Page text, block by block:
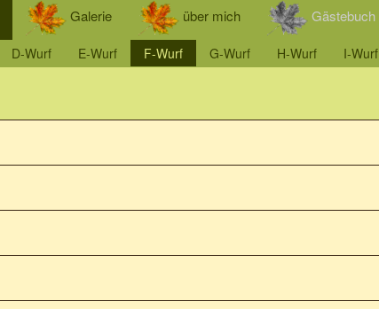
Galerie über mich Gästebuch
D-Wurf E-Wurf F-Wurf G-Wurf H-Wurf I-Wurf